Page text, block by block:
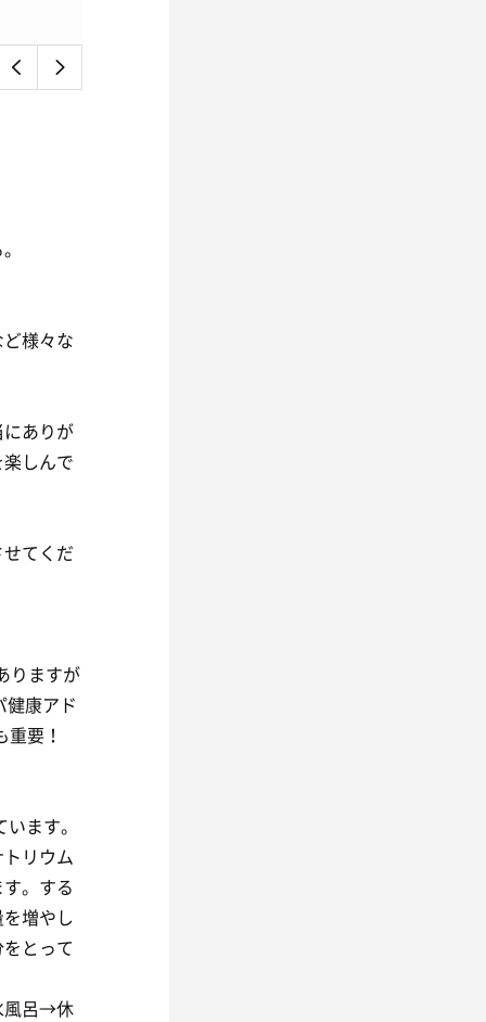
様々な
ありが
しんで
てくだ
りますが
康アド
要！
ます。
リウム
。する
増やし
とって
風呂→休